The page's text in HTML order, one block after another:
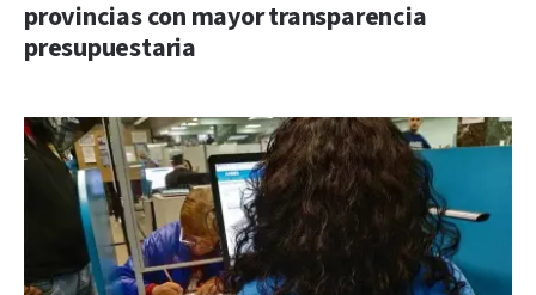
provincias con mayor transparencia
presupuestaria